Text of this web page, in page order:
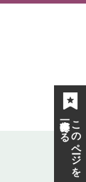
このページを
一時保存する